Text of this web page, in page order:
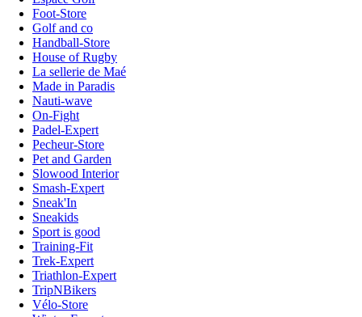
Foot-Store
Golf and co
Handball-Store
House of Rugby
La sellerie de Maé
Made in Paradis
Nauti-wave
On-Fight
Padel-Expert
Pecheur-Store
Pet and Garden
Slowood Interior
Smash-Expert
Sneak'In
Sneakids
Sport is good
Training-Fit
Trek-Expert
Triathlon-Expert
TripNBikers
Vélo-Store